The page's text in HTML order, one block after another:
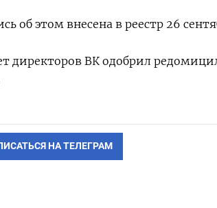
об этом внесена в реестр 26
директоров ВК одобрил
НА ТЕЛЕГРАМ